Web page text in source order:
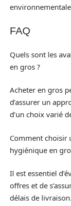
FAQ
Quels sont les
en gros ?
Acheter en gros
d’assurer un
d’un choix varié
Comment choisir
hygiénique en
Il est essentiel
offres et de
délais de livraison.